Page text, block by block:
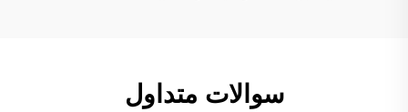
سوالات متداول